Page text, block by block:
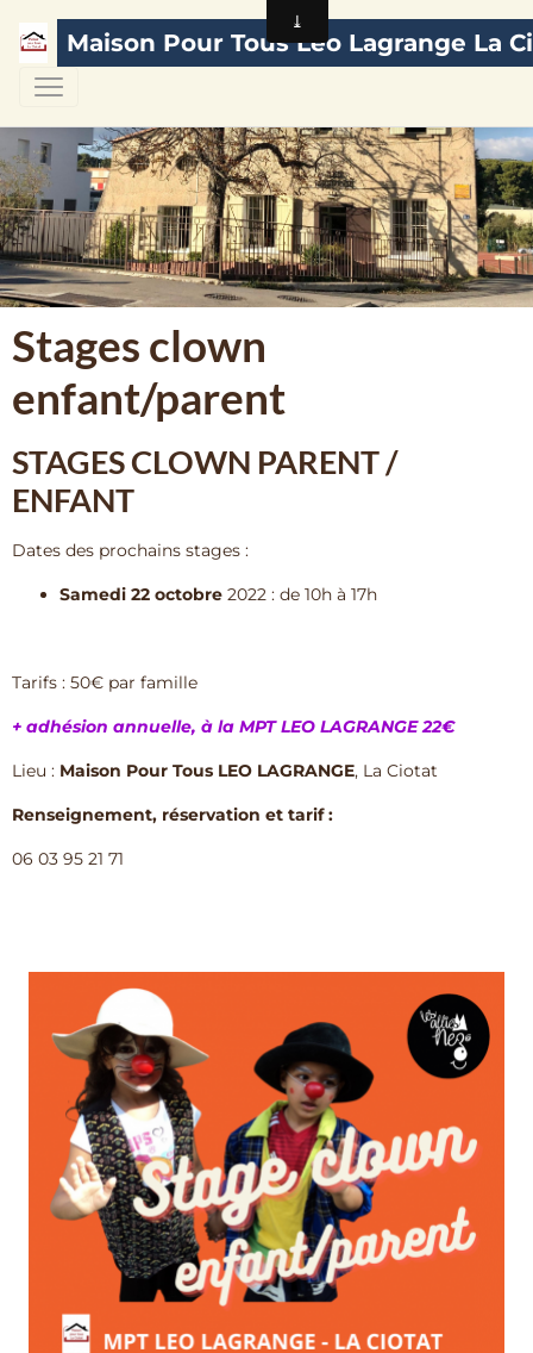
Maison Pour Tous Léo Lagrange La
Stages clown
enfant/parent
STAGES CLOWN PARENT /
ENFANT
Dates des prochains stages :
Samedi 22 octobre 2022 : de 10h à 17h
Tarifs : 50€ par famille
+ adhésion annuelle, à la MPT LEO LAGRANGE 22€
Lieu : Maison Pour Tous LEO LAGRANGE, La Ciotat
Renseignement, réservation et tarif :
06 03 95 21 71